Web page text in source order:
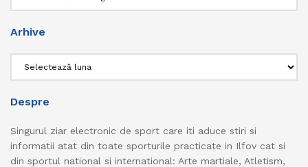
Arhive
Despre
Singurul ziar electronic de sport care iti aduce stiri si
informatii atat din toate sporturile practicate in Ilfov cat si
din sportul national si international: Arte martiale, Atletism,